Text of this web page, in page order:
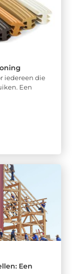
iedereen die
Een
Een